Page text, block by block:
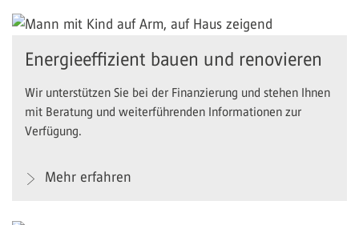
Energieeffizient bauen und renovieren
Wir unterstützen Sie bei der Finanzierung und stehen Ihnen
mit Beratung und weiterführenden Informationen zur
Verfügung.
Mehr erfahren